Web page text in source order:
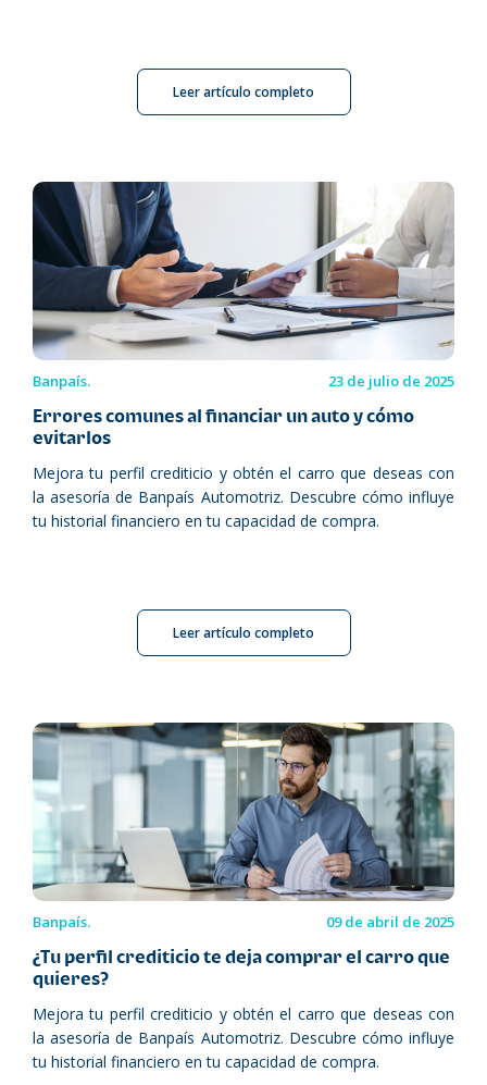
Leer artículo completo
Banpaís. 23 de julio de 2025
Errores comunes al financiar un auto y cómo
evitarlos
Mejora tu perfil crediticio y obtén el carro que deseas con
la asesoría de Banpaís Automotriz. Descubre cómo influye
tu historial financiero en tu capacidad de compra.
Leer artículo completo
Banpaís. 09 de abril de 2025
¿Tu perfil crediticio te deja comprar el carro que
quieres?
Mejora tu perfil crediticio y obtén el carro que deseas con
la asesoría de Banpaís Automotriz. Descubre cómo influye
tu historial financiero en tu capacidad de compra.